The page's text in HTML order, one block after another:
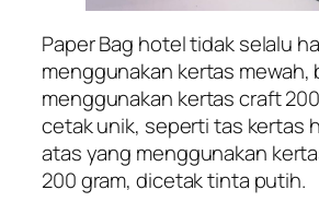
Paper Bag hotel tidak selalu
menggunakan kertas mewah,
menggunakan kertas craft
cetak unik, seperti tas kertas
atas yang menggunakan
200 gram, dicetak tinta putih.